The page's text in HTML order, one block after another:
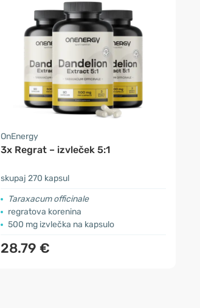
OnEnergy
3x Regrat – izvleček 5:1
skupaj 270 kapsul
Taraxacum officinale
regratova korenina
500 mg izvlečka na kapsulo
28.79 €